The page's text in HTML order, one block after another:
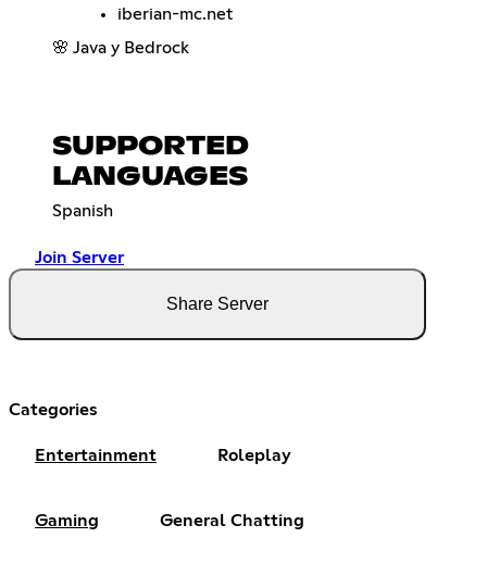
iberian-mc.net
🌸 Java y Bedrock
SUPPORTED
LANGUAGES
Spanish
Join Server
Share Server
Categories
Entertainment Roleplay
Gaming General Chatting